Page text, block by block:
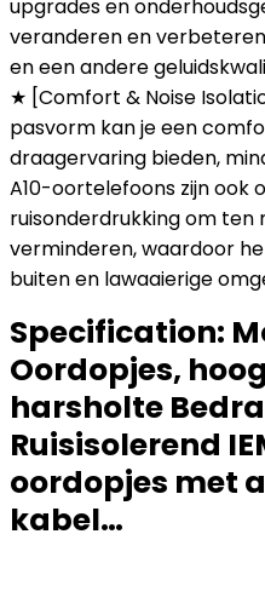
upgrades en
veranderen en
en een andere
★ [Comfort & Noise
pasvorm kan je een
draagervaring bieden,
A10-oortelefoons zijn ook
ruisonderdrukking om ten
verminderen, waardoor
buiten en lawaaierige
Specification:
Oordopjes,
harsholte
Ruisisolerend
oordopjes met
kabel…